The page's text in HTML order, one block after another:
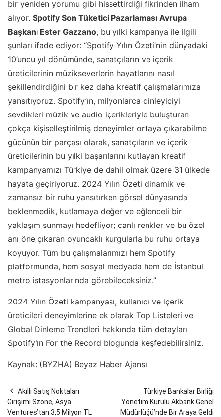
bir yeniden yorumu gibi hissettirdiği fikrinden ilham
alıyor. Spotify Son Tüketici Pazarlaması Avrupa
Başkanı Ester Gazzano, bu yılki kampanya ile ilgili
şunları ifade ediyor: “Spotify Yılın Özeti’nin dünyadaki
10’uncu yıl dönümünde, sanatçıların ve içerik
üreticilerinin müzikseverlerin hayatlarını nasıl
şekillendirdiğini bir kez daha kreatif çalışmalarımıza
yansıtıyoruz. Spotify’ın, milyonlarca dinleyiciyi
sevdikleri müzik ve audio içerikleriyle buluşturan
çokça kişiselleştirilmiş deneyimler ortaya çıkarabilme
gücünün bir parçası olarak, sanatçıların ve içerik
üreticilerinin bu yılki başarılarını kutlayan kreatif
kampanyamızı Türkiye de dahil olmak üzere 31 ülkede
hayata geçiriyoruz. 2024 Yılın Özeti dinamik ve
zamansız bir ruhu yansıtırken görsel dünyasında
beklenmedik, kutlamaya değer ve eğlenceli bir
yaklaşım sunmayı hedefliyor; canlı renkler ve bu özel
anı öne çıkaran oyuncaklı kurgularla bu ruhu ortaya
koyuyor. Tüm bu çalışmalarımızı hem Spotify
platformunda, hem sosyal medyada hem de İstanbul
metro istasyonlarında görebileceksiniz.”
2024 Yılın Özeti kampanyası, kullanıcı ve içerik
üreticileri deneyimlerine ek olarak Top Listeleri ve
Global Dinleme Trendleri hakkında tüm detayları
Spotify’ın For the Record blogunda keşfedebilirsiniz.
Kaynak: (BYZHA) Beyaz Haber Ajansı
 Akıllı Satış Noktaları
Girişimi Szone, Asya
Ventures’tan 3,5 Milyon TL
Türkiye Bankalar Birliği
Yönetim Kurulu Akbank Genel
Müdürlüğü’nde Bir Araya Geldi